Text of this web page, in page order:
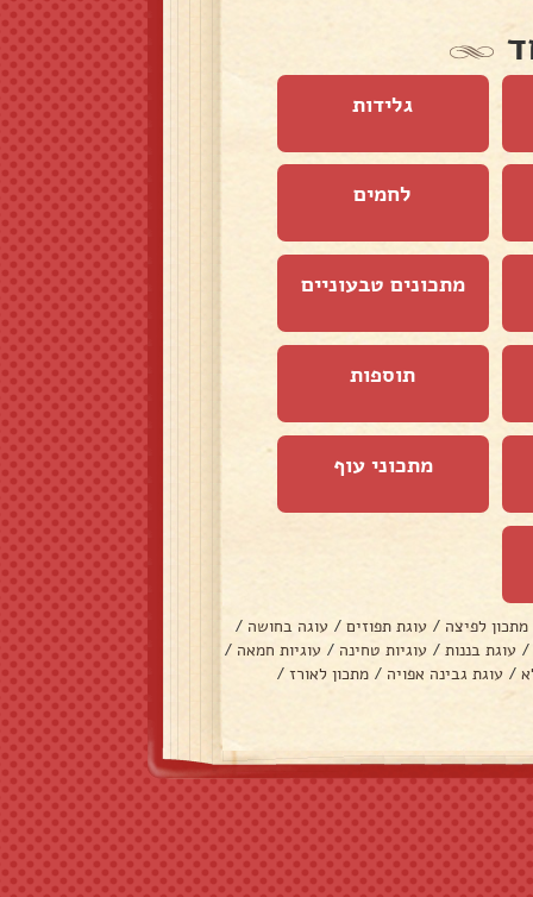
גלידות
לחמים
מתכונים טבעוניים
תוספות
מתכוני עוף
מתכון לפיצה / עוגת תפוזים / עוגה בחושה /
/ עוגת בננות / עוגיות טחינה / עוגיות חמאה /
/ עוגת גבינה אפויה / מתכון לאורז /